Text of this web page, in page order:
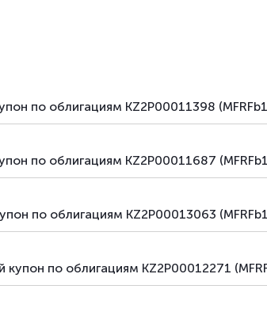
долговые ценные бумаги
долговые ценные бумаги
по облигациям KZ2P00011398
по облигациям KZ2P00011687
по облигациям KZ2P00013063
по облигациям KZ2P00012271